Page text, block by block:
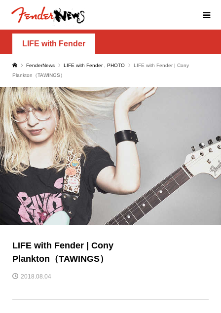
LIFE with Fender
FenderNews LIFE with Fender PHOTO
LIFE with Fender | Cony
Plankton（TAWINGS）
LIFE with Fender | Cony
Plankton（TAWINGS）
2018.08.04